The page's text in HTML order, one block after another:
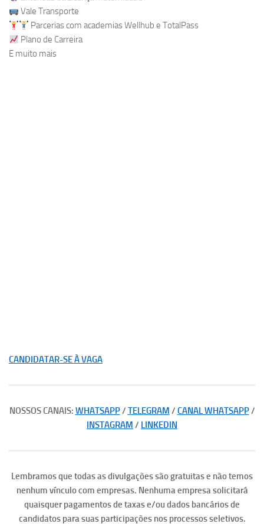
Vale Transporte
Parcerias com academias Wellhub e TotalPass
Plano de Carreira
E muito mais
CANDIDATAR-SE À VAGA
NOSSOS CANAIS: WHATSAPP/ TELEGRAM / CANAL WHATSAPP/
INSTAGRAM / LINKEDIN
Lembramos que todas as divulgações são gratuitas e não temos
nenhum vínculo com empresas. Nenhuma empresa solicitará
quaisquer pagamentos de taxas e/ou dados bancários de
candidatos para suas participações nos processos seletivos.